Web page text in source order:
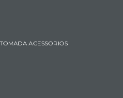
ACESSORIOS